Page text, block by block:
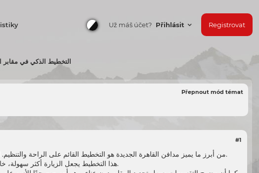
Už máš účet? Přihlásit Registrovat
التخطيط الذكي في مقابر
Přepnout mód témat
#1
من أبرز ما يميز مدافن القاهرة الجديدة
هو التخطيط القائم على الراحة والتنظيم. الطرق الداخلية واسعة، والمسافات بين المقابر مدروسة لتقليل الزحام والحفاظ على الخصوصية.
هذا التخطيط يجعل الزيارة أكثر سهولة، خاصة لكبار السن، ويعكس رؤية مستقبلية تهدف إلى إنشاء بيئة هادئة ومحترمة تليق بحرمة المكان.